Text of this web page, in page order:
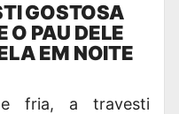
GOSTOSA
O PAU DELE
EM NOITE
e fria, a travesti